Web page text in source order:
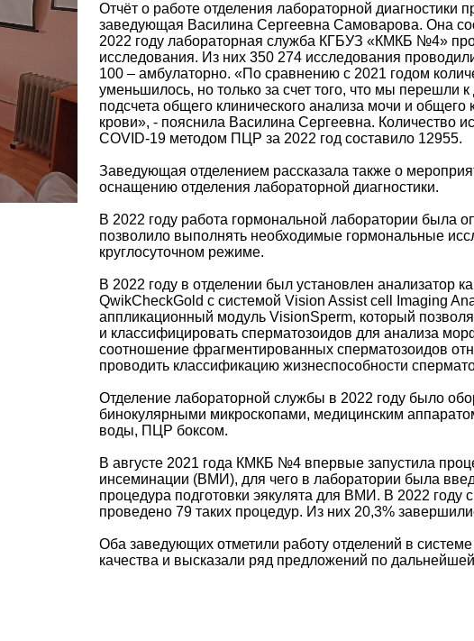
Отчёт о работе отделения лабораторной диагностики
заведующая Василина Сергеевна Самоварова. Она
2022 году лабораторная служба КГБУЗ «КМКБ №4»
исследования. Из них 350 274 исследования
100 – амбулаторно. «По сравнению с 2021 годом
уменьшилось, но только за счет того, что мы перешли
подсчета общего клинического анализа мочи и общего
крови», - пояснила Василина Сергеевна. Количество
COVID-19 методом ПЦР за 2022 год составило 12955.
Заведующая отделением рассказала также о
оснащению отделения лабораторной диагностики.
В 2022 году работа гормональной лаборатории была
позволило выполнять необходимые гормональные
круглосуточном режиме.
В 2022 году в отделении был установлен анализатор
QwikCheckGold с системой Vision Assist cell Imaging
аппликационный модуль VisionSperm, который
и классифицировать сперматозоидов для анализа
соотношение фрагментированных сперматозоидов
проводить классификацию жизнеспособности
Отделение лабораторной службы в 2022 году было
бинокулярными микроскопами, медицинским
воды, ПЦР боксом.
В августе 2021 года КМКБ №4 впервые запустила
инсеминации (ВМИ), для чего в лаборатории была
процедура подготовки эякулята для ВМИ. В 2022 году
проведено 79 таких процедур. Из них 20,3%
Оба заведующих отметили работу отделений в
качества и высказали ряд предложений по